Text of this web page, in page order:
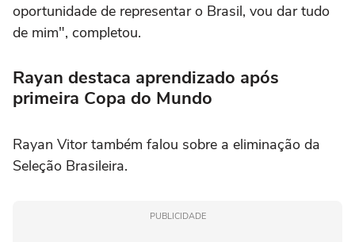
oportunidade de representar o Brasil, vou dar tudo
de mim", completou.
Rayan destaca aprendizado após
primeira Copa do Mundo
Rayan Vitortambém falou sobre a eliminação da
Seleção Brasileira.
PUBLICIDADE